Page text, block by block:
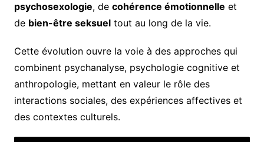
psychosexologie, de cohérence émotionnelle et
de bien-être seksueltout au long de la vie.
Cette évolution ouvre la voie à des approches qui
combinent psychanalyse, psychologie cognitive et
anthropologie, mettant en valeur le rôle des
interactions sociales, des expériences affectives et
des contextes culturels.